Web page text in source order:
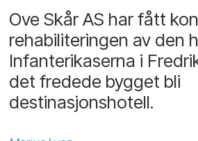
Ove Skår AS har fått
rehabiliteringen av den
Infanterikaserna i
det fredede bygget bli
destinasjonshotell.